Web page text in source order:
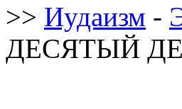
>> Иудаизм -
ДЕСЯТЫЙ